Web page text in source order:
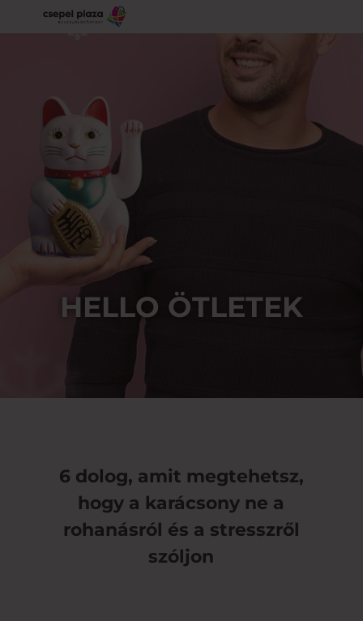
HELLO ÖTLETEK
6 dolog, amit megtehetsz,
hogy a karácsony ne a
rohanásról és a stresszről
szóljon